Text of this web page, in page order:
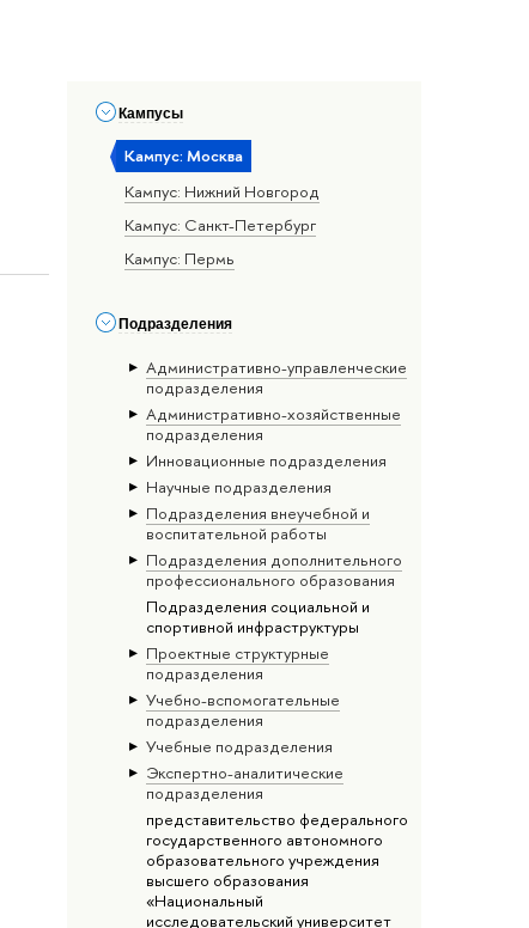
Кампусы
Кампус: Москва
Кампус: Нижний Новгород
Кампус: Санкт-Петербург
Кампус: Пермь
Подразделения
Административно-управленческие
подразделения
Административно-хозяйственные
подразделения
Инновационные подразделения
Научные подразделения
Подразделения внеучебной и
воспитательной работы
Подразделения дополнительного
профессионального образования
Подразделения социальной и
спортивной инфраструктуры
Проектные структурные
подразделения
Учебно-вспомогательные
подразделения
Учебные подразделения
Экспертно-аналитические
подразделения
представительство федерального
государственного автономного
образовательного учреждения
высшего образования
«Национальный
исследовательский университет